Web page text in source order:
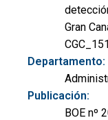
Gran
Departamento:
Publicación:
BOE nº